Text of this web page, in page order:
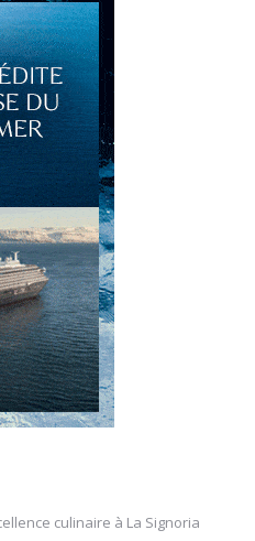
culinaire à La Signoria